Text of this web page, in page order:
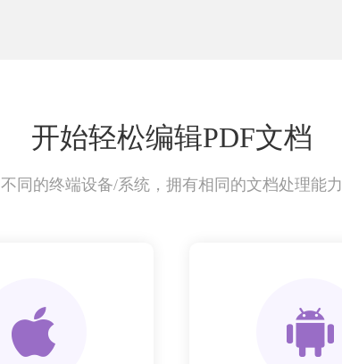
开始轻松编辑PDF文档
不同的终端设备/系统，拥有相同的文档处理能力